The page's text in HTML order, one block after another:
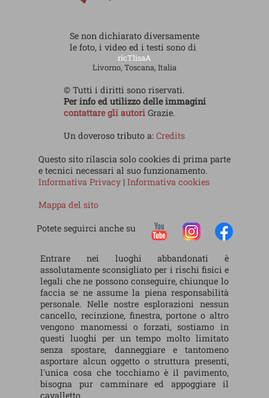
Se non dichiarato diversamente
le foto, i video ed i testi sono di
ricTlisaA
Livorno, Toscana, Italia
© Tutti i diritti sono riservati.
Per info ed utilizzo delle immagini
contattare gli autoriGrazie.
Un doveroso tributo a: Credits
Questo sito rilascia solo cookies di prima parte
e tecnici necessari al suo funzionamento.
Informativa Privacy | Informativa cookies
Mappa del sito
Potete seguirci anche su
Entrare nei luoghi abbandonati è
assolutamente sconsigliato per i rischi fisici e
legali che ne possono conseguire, chiunque lo
faccia se ne assume la piena responsabilità
personale. Nelle nostre esplorazioni nessun
cancello, recinzione, finestra, portone o altro
vengono manomessi o forzati, sostiamo in
questi luoghi per un tempo molto limitato
senza spostare, danneggiare e tantomeno
asportare alcun oggetto o struttura presenti,
l'unica cosa che tocchiamo è il pavimento,
bisogna pur camminare ed appoggiare il
cavalletto